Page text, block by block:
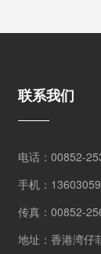
联系我们
电话：00852-
手机：
传真：00852-
地址：香港湾仔